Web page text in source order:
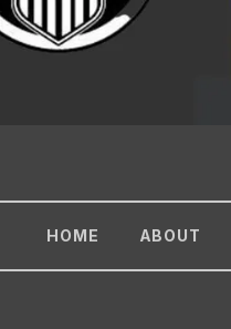
HOME ABOUT